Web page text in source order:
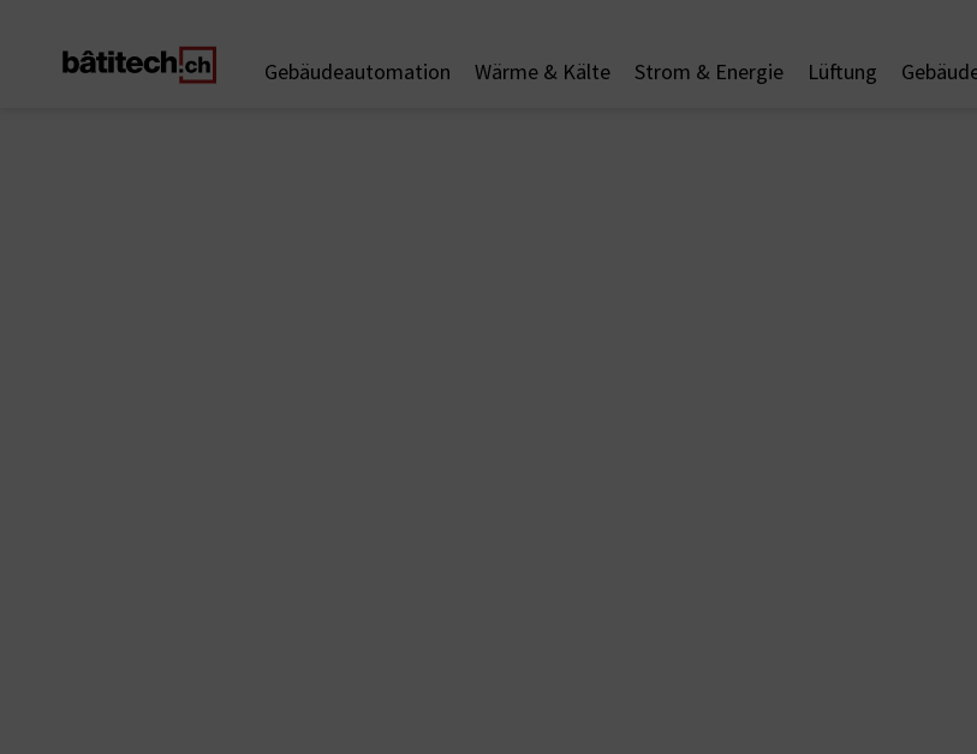
Gebäudeautomation Wärme & Kälte Strom & Energie Lüftung